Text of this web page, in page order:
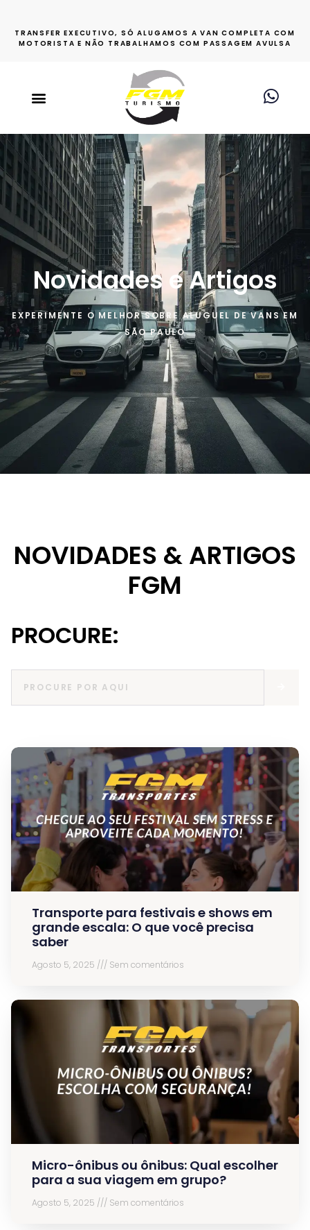
TRANSFER EXECUTIVO, SÓ ALUGAMOS A VAN COMPLETA COM
MOTORISTA E NÃO TRABALHAMOS COM PASSAGEM AVULSA
Novidades e Artigos​
EXPERIMENTE O MELHOR SOBRE ALUGUEL DE VANS EM
SÃO PAULO
NOVIDADES & ARTIGOS
FGM
PROCURE:
Transporte para festivais e shows em
grande escala: O que você precisa
saber
Agosto 5, 2025 Sem comentários
Micro-ônibus ou ônibus: Qual escolher
para a sua viagem em grupo?
Agosto 5, 2025 Sem comentários